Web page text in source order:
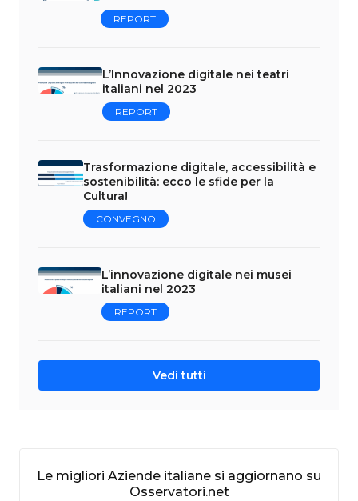
REPORT
L’Innovazione digitale nei teatri
italiani nel 2023
REPORT
Trasformazione digitale, accessibilità e
sostenibilità: ecco le sfide per la
Cultura!
CONVEGNO
L’innovazione digitale nei musei
italiani nel 2023
REPORT
Vedi tutti
Le migliori Aziende italiane si aggiornano su
Osservatori.net